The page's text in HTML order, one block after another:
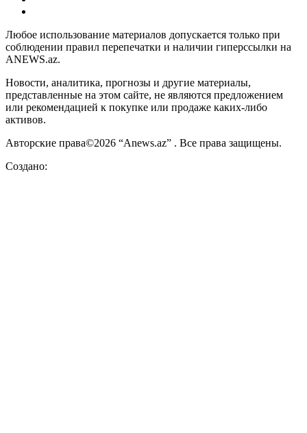
Любое использование материалов допускается только при
соблюдении правил перепечатки и наличии гиперссылки на
ANEWS.az.
Новости, аналитика, прогнозы и другие материалы,
представленные на этом сайте, не являются предложением
или рекомендацией к покупке или продаже каких-либо
активов.
Авторские права©2026 “Anews.az” . Все права защищены.
Создано: